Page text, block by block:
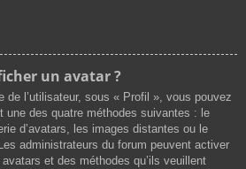
un avatar ?
de l’utilisateur, sous « Profil », vous pouvez
une des quatre méthodes suivantes : le
d’avatars, les images distantes ou le
administrateurs du forum peuvent activer
et des méthodes qu’ils veuillent